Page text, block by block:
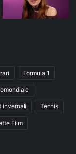
Formula 1
invernali Tennis
Film